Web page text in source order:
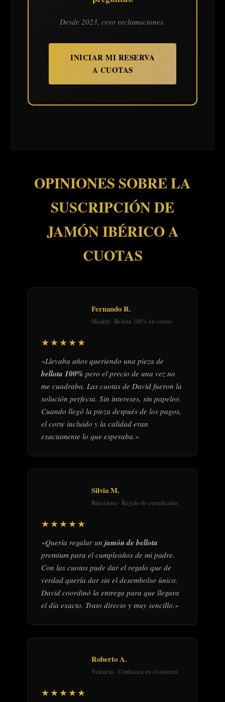
Desde 2023, cero reclamaciones.
INICIAR MI RESERVA
A CUOTAS
OPINIONES SOBRE LA
SUSCRIPCIÓN DE
JAMÓN IBÉRICO A
CUOTAS
Fernando R.
Madrid · Bellota 100% en cuotas
★★★★★
«Llevaba años queriendo una pieza de
bellota 100% pero el precio de una vez no
me cuadraba. Las cuotas de David fueron la
solución perfecta. Sin intereses, sin papeleo.
Cuando llegó la pieza después de los pagos,
el corte incluido y la calidad eran
exactamente lo que esperaba.»
Silvia M.
Barcelona · Regalo de cumpleaños
★★★★★
«Quería regalar un jamón de bellota
premium para el cumpleaños de mi padre.
Con las cuotas pude dar el regalo que de
verdad quería dar sin el desembolso único.
David coordinó la entrega para que llegara
el día exacto. Trato directo y muy sencillo.»
Roberto A.
Valencia · Confianza en el sistema
★★★★★